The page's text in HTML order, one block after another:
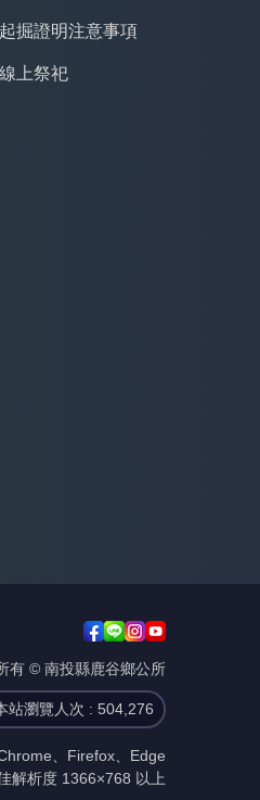
起掘證明注意事項
線上祭祀
有 © 南投縣鹿谷鄉公所
站瀏覽人次 : 504,276
、Firefox、Edge
解析度 1366×768 以上